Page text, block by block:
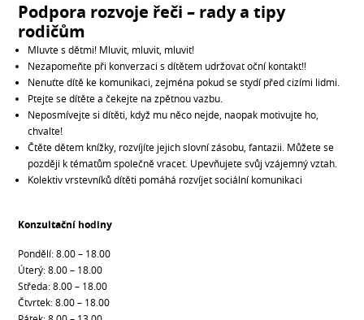
Podpora rozvoje řeči – rady a tipy
rodičům
Mluvte s dětmi! Mluvit, mluvit, mluvit!
Nezapomeňte při konverzaci s dítětem udržovat oční kontakt!!
Nenuťte dítě ke komunikaci, zejména pokud se stydí před cizími lidmi.
Ptejte se dítěte a čekejte na zpětnou vazbu.
Neposmívejte si dítěti, když mu něco nejde, naopak motivujte ho,
chvalte!
Čtěte dětem knížky, rozvíjíte jejich slovní zásobu, fantazii. Můžete se
později k tématům společně vracet. Upevňujete svůj vzájemný vztah.
Kolektiv vrstevníků dítěti pomáhá rozvíjet sociální komunikaci
Konzultační hodiny
Pondělí: 8.00 – 18.00
Úterý: 8.00 – 18.00
Středa: 8.00 – 18.00
Čtvrtek: 8.00 – 18.00